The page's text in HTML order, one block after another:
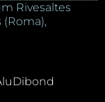
Rivesaltes